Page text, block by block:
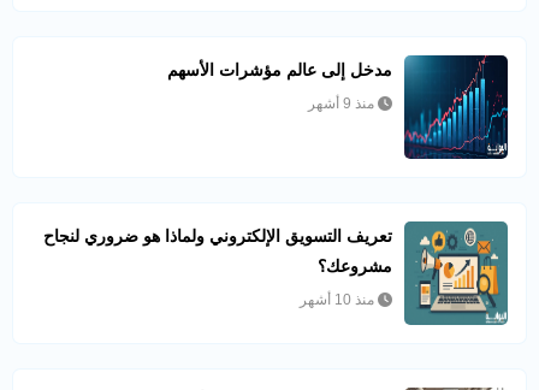
مدخل إلى عالم مؤشرات الأسهم
منذ 9 أشهر
تعريف التسويق الإلكتروني ولماذا هو ضروري لنجاح
مشروعك؟
منذ 10 أشهر